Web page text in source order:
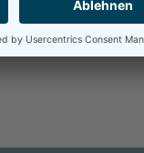
ANFRAGE AN